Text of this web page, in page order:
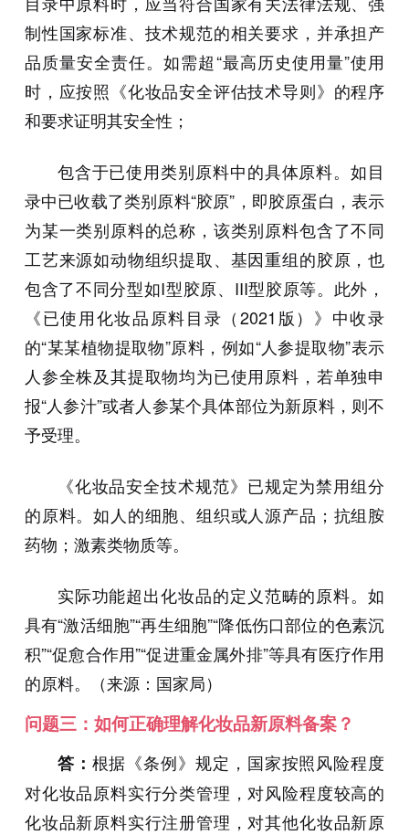
制性国家标准、技术规范的相关要求，并承担产
品质量安全责任。如需超“最高历史使用量”使用
时，应按照《化妆品安全评估技术导则》的程序
和要求证明其安全性；
包含于已使用类别原料中的具体原料。如目
录中已收载了类别原料“胶原”，即胶原蛋白，表示
为某一类别原料的总称，该类别原料包含了不同
工艺来源如动物组织提取、基因重组的胶原，也
包含了不同分型如I型胶原、III型胶原等。此外，
《已使用化妆品原料目录（2021版）》中收录
的“某某植物提取物”原料，例如“人参提取物”表示
人参全株及其提取物均为已使用原料，若单独申
报“人参汁”或者人参某个具体部位为新原料，则不
予受理。
《化妆品安全技术规范》已规定为禁用组分
的原料。如人的细胞、组织或人源产品；抗组胺
药物；激素类物质等。
实际功能超出化妆品的定义范畴的原料。如
具有“激活细胞”“再生细胞”“降低伤口部位的色素沉
积”“促愈合作用”“促进重金属外排”等具有医疗作用
的原料。（来源：国家局）
问题三：如何正确理解化妆品新原料备案？
答： 根据《条例》规定，国家按照风险程度
对化妆品原料实行分类管理，对风险程度较高的
化妆品新原料实行注册管理，对其他化妆品新原